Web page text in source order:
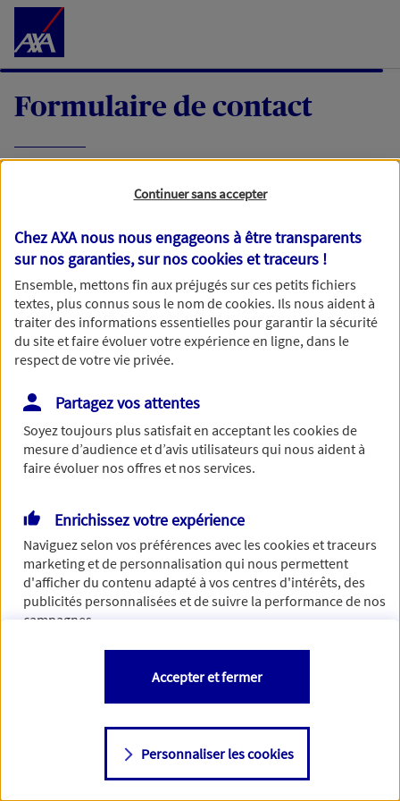
Accéder au Contenu
Formulaire de contact
demande, nous vous répondrons dans les
meilleurs délais par mail ou par téléphone.
Votre message :
Vous disposez de droits sur les informations vous concernant. Pour
plus d’informations,cliquez ici.
Continuer sans accepter
Chez AXA nous nous engageons à être transparents
sur nos garanties, sur noscookies et traceurs !
Ensemble, mettons fin aux préjugés sur ces petits fichiers
textes, plus connus sous le nom decookies. Ils nous aident à
traiter des informations essentielles pour garantir la sécurité
du site et faire évoluer votre expérience en ligne, dans le
respect de votre vie privée.
Partagez vos attentes
Soyez toujours plus satisfait en acceptant lescookiesde
mesure d’audience et d’avis utilisateurs qui nous aident à
faire évoluer nos offres et nos services.
Enrichissez votre expérience
Naviguez selon vos préférences avec lescookies et traceurs
marketing et de personnalisation qui nous permettent
d'afficher du contenu adapté à vos centres d'intérêts, des
publicités personnalisées et de suivre la performance de nos
campagnes.
Vous êtes libre de les accepter, de les refuser comme de
changer d'avis à tout moment en allant sur
Consulter notre politique decookies
Personnaliser les cookies
Accepter et fermer